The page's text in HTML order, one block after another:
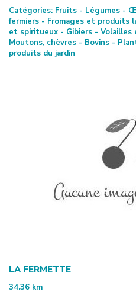
Catégories: Fruits - Légumes -
fermiers - Fromages et produits
et spiritueux - Gibiers - Volailles
Moutons, chèvres - Bovins -
produits du jardin
LA FERMETTE
34.36 km